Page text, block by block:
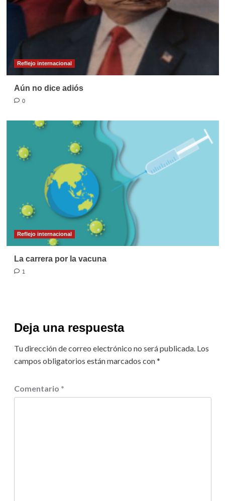
Reflejo internacional
Aún no dice adiós
0
Reflejo internacional
La carrera por la vacuna
1
Deja una respuesta
Tu dirección de correo electrónico no será publicada. Los
campos obligatorios están marcados con*
Comentario *